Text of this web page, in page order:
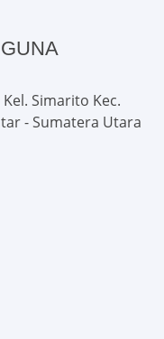
Simarito Kec.
- Sumatera Utara